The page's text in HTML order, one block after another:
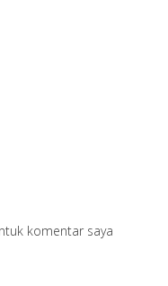
komentar saya